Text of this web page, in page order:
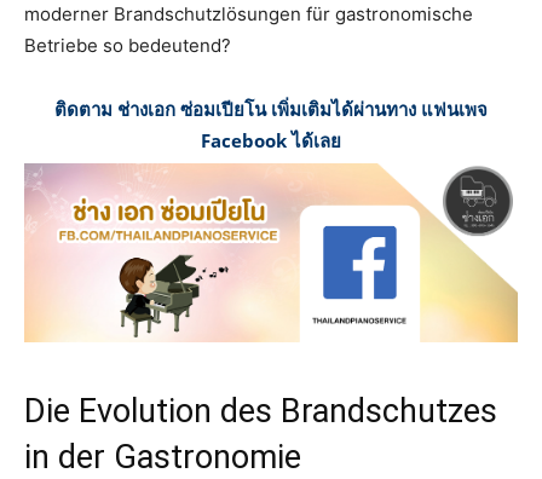
moderner Brandschutzlösungen für gastronomische
Betriebe so bedeutend?
ติดตาม ช่างเอก ซ่อมเปียโน เพิ่มเติมได้ผ่านทาง แฟนเพจ
Facebook ได้เลย
Die Evolution des Brandschutzes
in der Gastronomie